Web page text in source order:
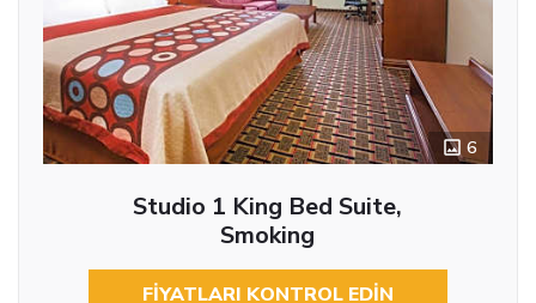
6
Studio 1 King Bed Suite,
Smoking
FIYATLARI KONTROL EDIN